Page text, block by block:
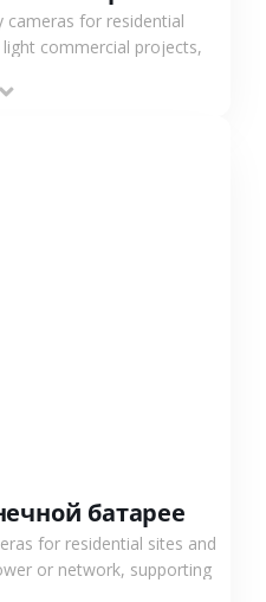
cameras for residential
commercial projects,
solutions.
батарее
for residential sites and
or network, supporting